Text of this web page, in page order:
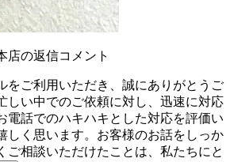
の返信コメント
をご利用いただき、誠にありがとうご
しい中でのご依頼に対し、迅速に対応
電話でのハキハキとした対応を評価い
しく思います。お客様のお話をしっか
ご相談いただけたことは、私たちにと